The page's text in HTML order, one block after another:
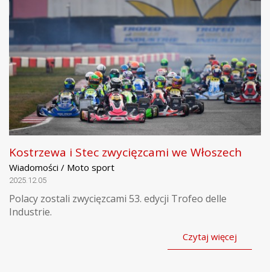
Kostrzewa i Stec zwycięzcami we Włoszech
Wiadomości / Moto sport
2025.12.05
Polacy zostali zwycięzcami 53. edycji Trofeo delle
Industrie.
Czytaj więcej